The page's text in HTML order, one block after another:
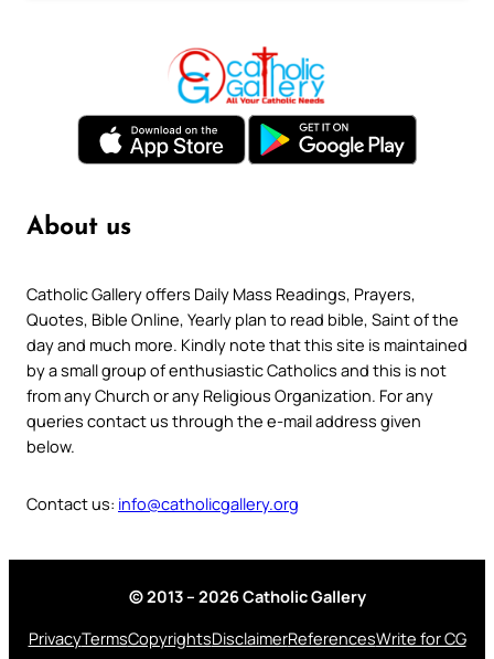
About us
Catholic Gallery offers Daily Mass Readings, Prayers,
Quotes, Bible Online, Yearly plan to read bible, Saint of the
day and much more. Kindly note that this site is maintained
by a small group of enthusiastic Catholics and this is not
from any Church or any Religious Organization. For any
queries contact us through the e-mail address given
below.
Contact us: info@catholicgallery.org
© 2013 – 2026 Catholic Gallery
PrivacyTermsCopyrightsDisclaimerReferencesWrite for CG